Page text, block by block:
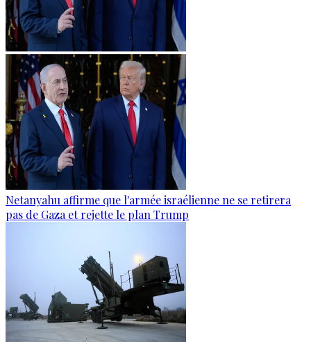
Netanyahu affirme que l'armée israélienne ne se retirera
pas de Gaza et rejette le plan Trump